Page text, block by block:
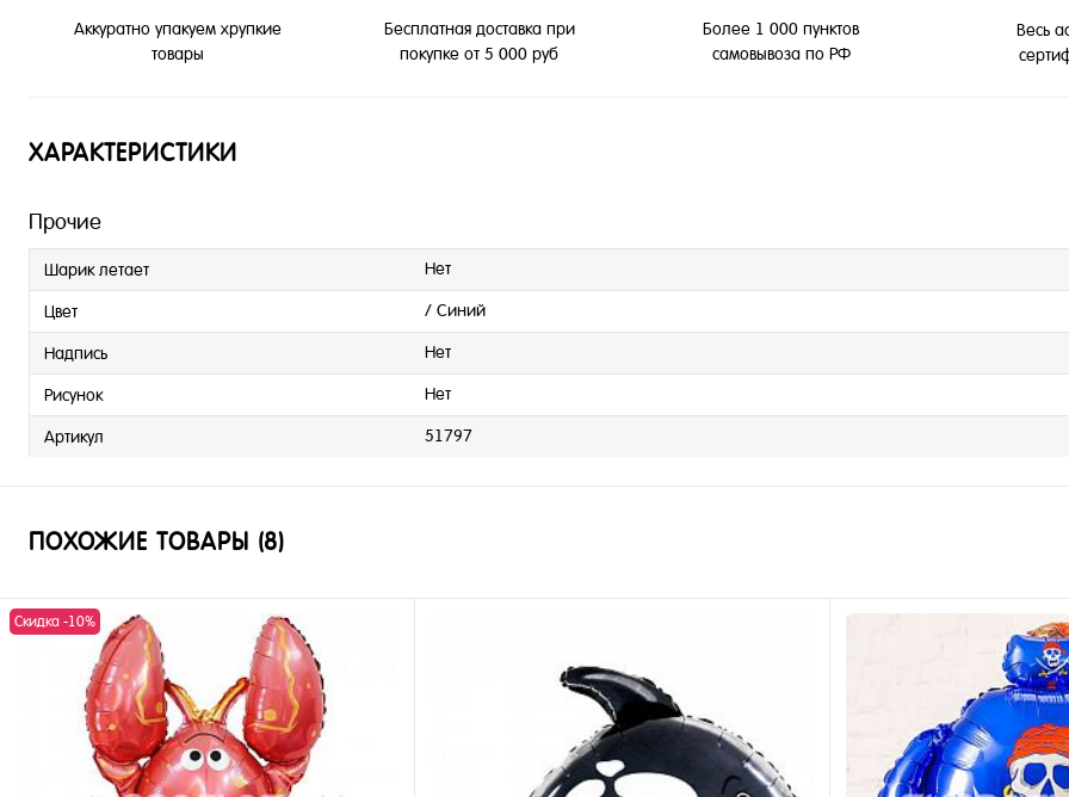
Аккуратно упакуем хрупкие
товары
Бесплатная доставка при
покупке от 5 000 руб
Более 1 000 пунктов
самовывоза по РФ
Весь
ХАРАКТЕРИСТИКИ
Прочие
Шарик летает Нет
Цвет / Синий
Надпись Нет
Рисунок Нет
Артикул 51797
ПОХОЖИЕ ТОВАРЫ (8)
Скидка -10%